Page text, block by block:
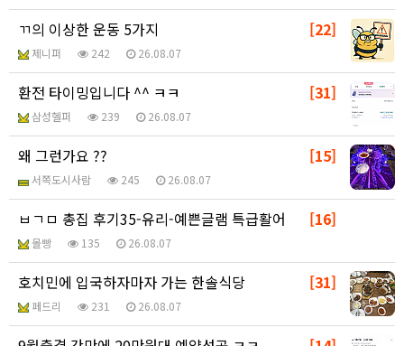
[22]
ㄲ의 이상한 운동 5가지
제니퍼 242 26.08.07
[31]
환전 타이밍입니다 ^^ ㅋㅋ
삼성헬퍼 239 26.08.07
[15]
왜 그런가요 ??
서쪽도시사람 245 26.08.07
[16]
ㅂㄱㅁ 총집 후기35-유리-예쁜글램 특급활어
몰빵 135 26.08.07
[31]
호치민에 입국하자마자 가는 한솔식당
페드리 231 26.08.07